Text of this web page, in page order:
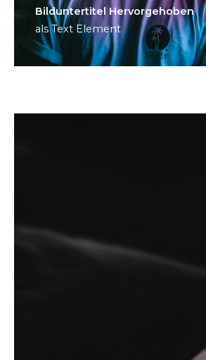
Bild­unter­titel Hervorgehoben
als Text Element